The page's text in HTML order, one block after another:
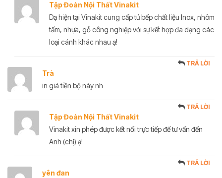
Tập Đoàn Nội Thất Vinakit
Dạ hiện tại Vinakit cung cấp tủ bếp chất liệu Inox, nhôm
tấm, nhựa, gỗ công nghiệp với sự kết hợp đa dạng các
loại cánh khác nhau ạ!
Trà
TRẢ LỜI
in giá tiền bộ này nh
Tập Đoàn Nội Thất Vinakit
TRẢ LỜI
Vinakit xin phép được kết nối trực tiếp để tư vấn đến
Anh (chị) ạ!
yên đan
TRẢ LỜI